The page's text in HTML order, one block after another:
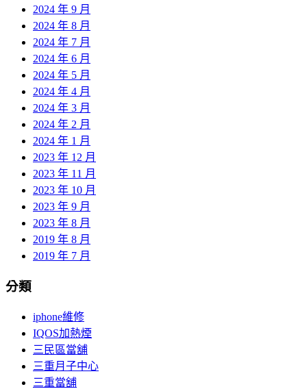
2024 年 9 月
2024 年 8 月
2024 年 7 月
2024 年 6 月
2024 年 5 月
2024 年 4 月
2024 年 3 月
2024 年 2 月
2024 年 1 月
2023 年 12 月
2023 年 11 月
2023 年 10 月
2023 年 9 月
2023 年 8 月
2019 年 8 月
2019 年 7 月
分類
iphone維修
IQOS加熱煙
三民區當舖
三重月子中心
三重當舖